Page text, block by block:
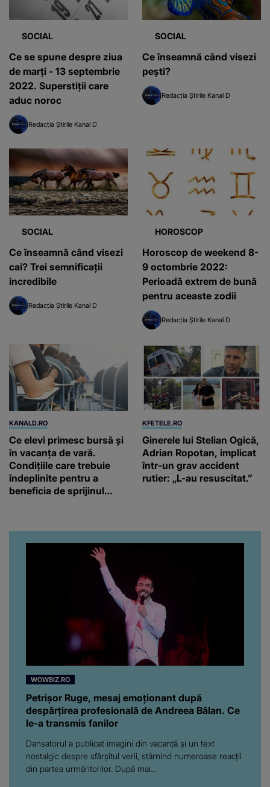
SOCIAL
Ce se spune despre ziua
de marți - 13 septembrie
2022. Superstiții care
aduc noroc
Redacția Știrile Kanal D
SOCIAL
Ce înseamnă când visezi
pești?
Redacția Știrile Kanal D
SOCIAL
Ce înseamnă când visezi
cai? Trei semnificații
incredibile
Redacția Știrile Kanal D
HOROSCOP
Horoscop de weekend 8-
9 octombrie 2022:
Perioadă extrem de bună
pentru aceaste zodii
Redacția Știrile Kanal D
KANALD.RO
Ce elevi primesc bursă și
în vacanța de vară.
Condițiile care trebuie
îndeplinite pentru a
beneficia de sprijinul
KFETELE.RO
Ginerele lui Stelian Ogică,
Adrian Ropotan, implicat
într-un grav accident
rutier: „L-au resuscitat.”
WOWBIZ.RO
Petrișor Ruge, mesaj emoționant după
despărțirea profesională de Andreea Bălan. Ce
le-a transmis fanilor
Dansatorul a publicat imagini din vacanță și un text
nostalgic despre sfârșitul verii, stârnind numeroase reacții
din partea urmăritorilor. După mai...